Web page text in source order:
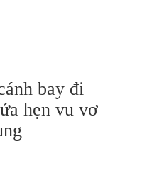
bay đi
hẹn vu vơ